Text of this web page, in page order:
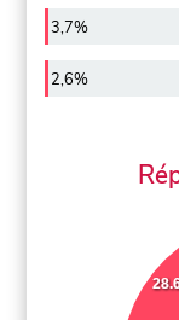
3,7%
2,6%